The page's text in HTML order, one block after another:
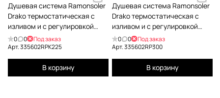
Душевая система Ramonsoler
Drako термостатическая с
изливом и с регулировкой
высоты 335602RPK225
0 0
Под заказ
Арт.335602RPK225
В корзину
Душевая система Ramonsoler
Drako термостатическая с
изливом и с регулировкой
высоты 335602RP300
0 0
Под заказ
Арт.335602RP300
В корзину